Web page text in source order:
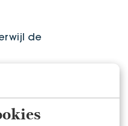
de
binnen